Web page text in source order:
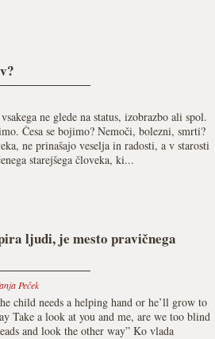
ne glede na status, izobrazbo ali spol.
Česa se bojimo? Nemoči, bolezni, smrti?
ne prinašajo veselja in radosti, a v starosti
starejšega človeka, ki...
ljudi, je mesto pravičnega
Peček
child needs a helping hand or he’ll grow to
Take a look at you and me, are we too blind
and look the other way” Ko vlada